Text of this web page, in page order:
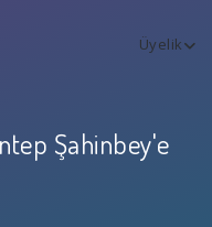
Üyelik
Şahinbey'e